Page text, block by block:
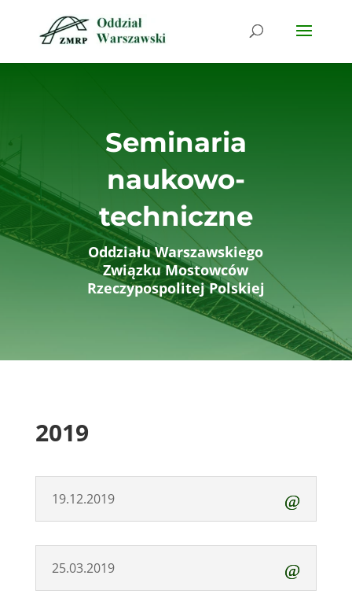
Seminaria
naukowo-
techniczne
Oddziału Warszawskiego
Związku Mostowców
Rzeczypospolitej Polskiej
2019
19.12.2019
25.03.2019